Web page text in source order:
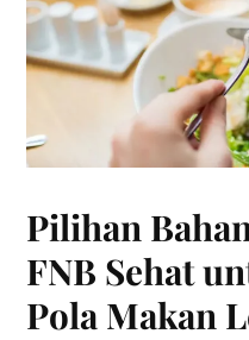
Pilihan
FNB Sehat
Pola Makan